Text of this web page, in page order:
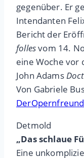
gegenüber. Er
Intendanten
Bericht der
follesvom 14.
eine Woche vor
John Adams
Von Gabriele
Detmold
„Das schlaue
Eine